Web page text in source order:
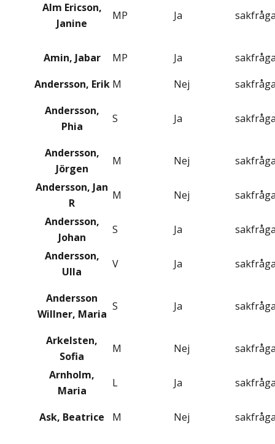
Alm Ericson,
Janine
MP Ja
Amin, Jabar MP Ja
Andersson, Erik M Nej
Andersson,
Phia
S Ja
Andersson,
Jörgen
M Nej
Andersson, Jan
R
M Nej
Andersson,
Johan
S Ja
Andersson,
Ulla
V Ja
Andersson
Willner, Maria
S Ja
Arkelsten,
Sofia
M Nej
Arnholm,
Maria
L Ja
Ask, Beatrice M Nej